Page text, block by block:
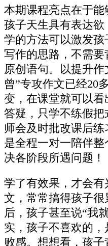
本期课程亮点在于能
孩子天生具有表达
学的方法可以激发
写作的思路，不需
原创语句。以提升
曾”专攻作文已经20
变，在课堂就可以看
答疑，只学不练假
师会及时批改课后
是全程一对一陪伴
决各阶段所遇问题！
学了有效果，才会
文，常常搞得孩子
后，孩子甚至说“我
实，孩子不喜欢的，
败感。想想看，孩